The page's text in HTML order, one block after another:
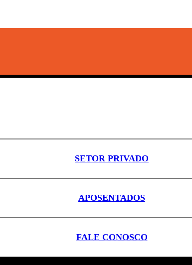
SETOR PRIVADO
APOSENTADOS
FALE CONOSCO